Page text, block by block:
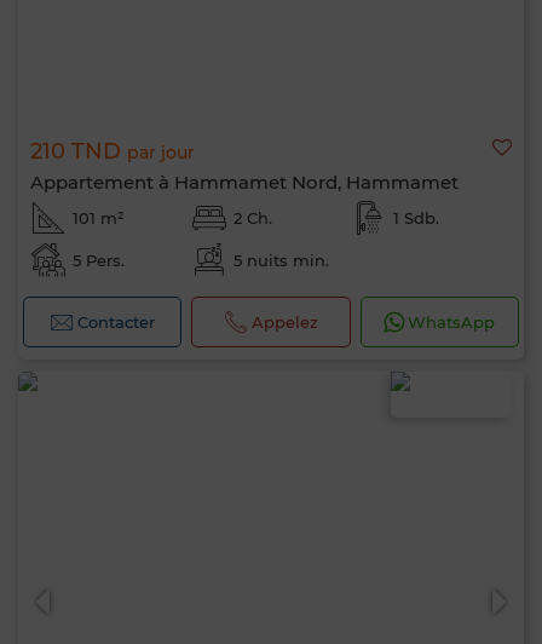
210 TND par jour
Appartement à Hammamet Nord, Hammamet
101 m² 2 Ch. 1 Sdb.
5 Pers. 5 nuits min.
Contacter Appelez WhatsApp